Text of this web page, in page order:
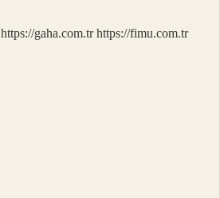
https://gaha.com.tr https://fimu.com.tr